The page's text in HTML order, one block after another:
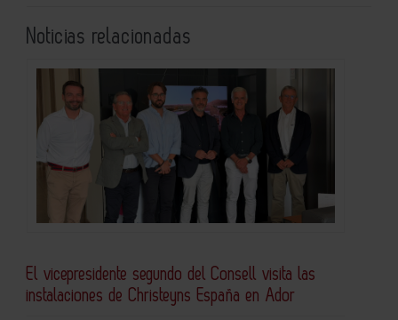
Noticias relacionadas
El vicepresidente segundo del Consell visita las
instalaciones de Christeyns España en Ador